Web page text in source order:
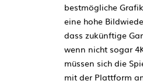
bestmögliche
eine hohe
dass zukünftige
wenn nicht sogar
müssen sich die
mit der Plattform